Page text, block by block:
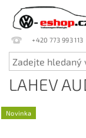
+420 773 993 113
LAHEV
Novinka